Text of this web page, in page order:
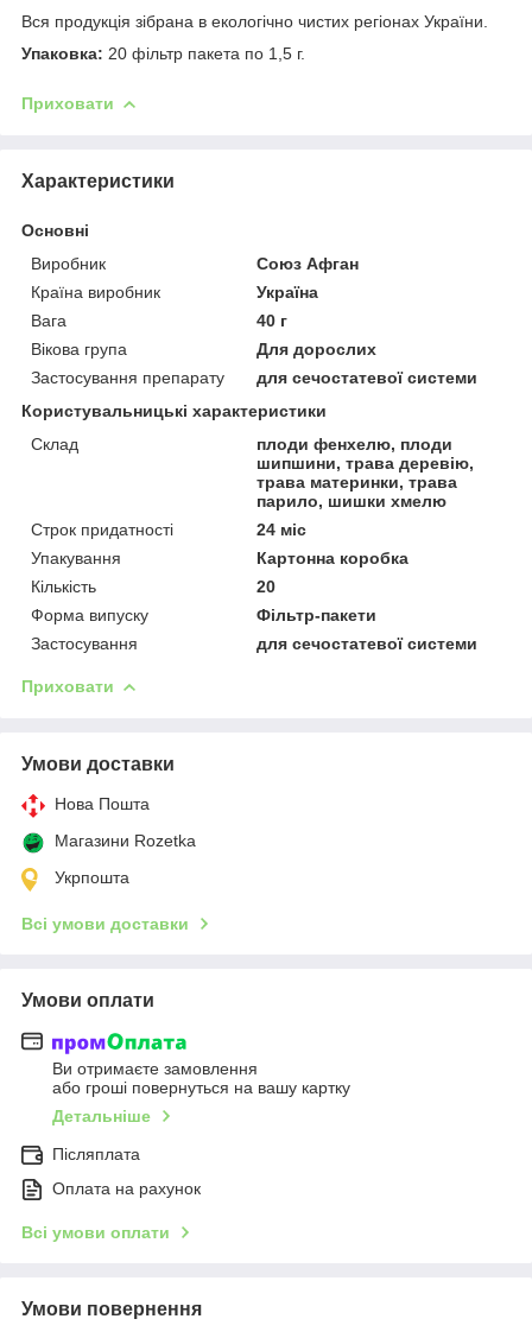
Вся продукція зібрана в екологічно чистих регіонах України.
Упаковка: 20 фільтр пакета по 1,5 г.
Приховати
Характеристики
Основні
Виробник
Союз Афган
Країна виробник
Україна
Вага
40 г
Вікова група
Для дорослих
Застосування препарату
для сечостатевої системи
Користувальницькі характеристики
Склад
плоди фенхелю, плоди
шипшини, трава деревію,
трава материнки, трава
парило, шишки хмелю
Строк придатності
24 міс
Упакування
Картонна коробка
Кількість
20
Форма випуску
Фільтр-пакети
Застосування
для сечостатевої системи
Приховати
Умови доставки
Нова Пошта
Магазини Rozetka
Укрпошта
Всі умови доставки
Умови оплати
Ви отримаєте замовлення
або гроші повернуться на вашу картку
Детальніше
Післяплата
Оплата на рахунок
Всі умови оплати
Умови повернення